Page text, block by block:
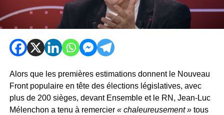
Alors que les premières estimations donnent le Nouveau
Front populaire en tête des élections législatives, avec
plus de 200 sièges, devant Ensemble et le RN, Jean-Luc
Mélenchon a tenu à remercier « chaleureusement »tous